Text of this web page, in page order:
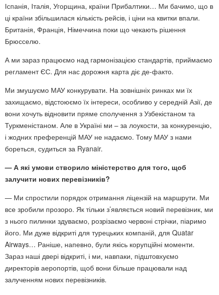
Іспанія, Італія, Угорщина, країни Прибалтики… Ми бачимо, що в
ці країни збільшилася кількість рейсів, і ціни на квитки впали.
Британія, Франція, Німеччина поки що чекають рішення
Брюсселю.
А ми зараз працюємо над гармонізацією стандартів, приймаємо
регламент ЄС. Для нас дорожня карта діє де-факто.
Ми змушуємо МАУ конкурувати. На зовнішніх ринках ми їх
захищаємо, відстоюємо їх інтереси, особливо у середній Азії, де
вони хочуть відновити пряме сполучення з Узбекістаном та
Туркменістаном. Але в Україні ми – за лоукости, за конкуренцію,
і жодних преференцій МАУ не надаємо. Тому МАУ з нами
бореться, судиться за Ryanair.
— А які умови створило міністерство для того, щоб
залучити нових перевізників?
— Ми спростили порядок отримання ліцензій на маршрути. Ми
все зробили прозоро. Як тільки з’являється новий перевізник, ми
з нього пилинки здуваємо, розрізаємо червоні стрічки, піаримо
його. Ми дуже відкриті для турецьких компаній, для Quatar
Airways… Раніше, напевно, були якісь корупційні моменти.
Зараз наші двері відкриті, і ми, навпаки, підштовхуємо
директорів аеропортів, щоб вони більше працювали над
залученням нових перевізників.